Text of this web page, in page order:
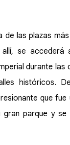
de las plazas
se accederá
durante las
históricos.
que
parque y